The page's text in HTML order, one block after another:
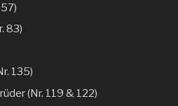
83)
135)
(Nr. 119 & 122)